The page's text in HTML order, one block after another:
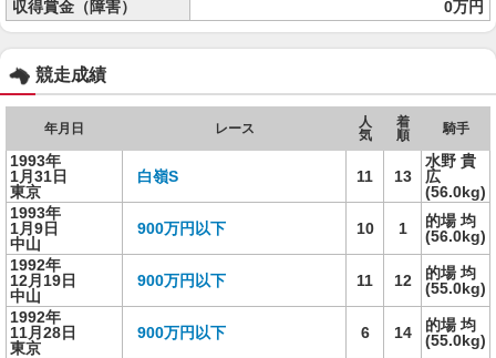
収得賞金（障害）
0万円
競走成績
年月日 レース
人
気
着
順
騎手
1993年
1月31日
東京
白嶺S 11 13
水野 貴
広
(56.0kg)
1993年
1月9日
中山
900万円以下 10 1
的場 均
(56.0kg)
1992年
12月19日
中山
900万円以下 11 12
的場 均
(55.0kg)
1992年
11月28日
東京
900万円以下 6 14
的場 均
(55.0kg)